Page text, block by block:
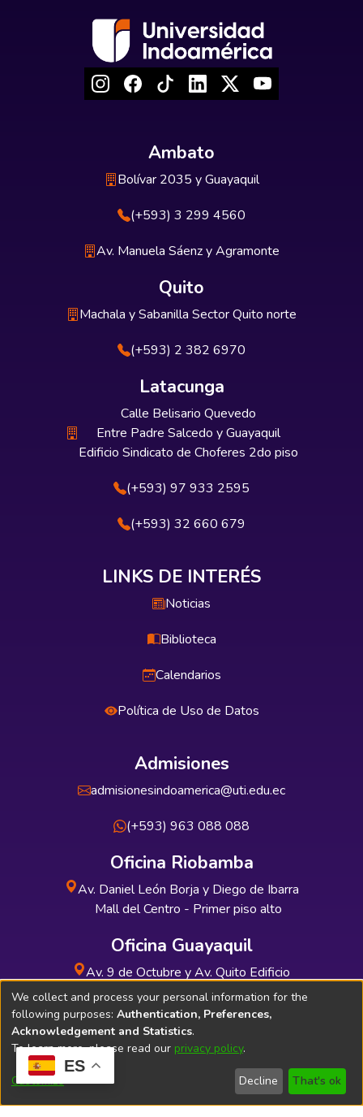
ES
Ambato
Bolívar 2035 y Guayaquil
(+593) 3 299 4560
Av. Manuela Sáenz y Agramonte
Quito
Machala y Sabanilla Sector Quito norte
(+593) 2 382 6970
Latacunga
Calle Belisario Quevedo
Entre Padre Salcedo y Guayaquil
Edificio Sindicato de Choferes 2do piso
(+593) 97 933 2595
(+593) 32 660 679
LINKS DE INTERÉS
Noticias
Biblioteca
Calendarios
Política de Uso de Datos
Admisiones
admisionesindoamerica@uti.edu.ec
(+593) 963 088 088
Oficina Riobamba
Av. Daniel León Borja y Diego de Ibarra
Mall del Centro - Primer piso alto
Oficina Guayaquil
Av. 9 de Octubre y Av. Quito Edificio
INDUAUTO - Planta baja
Soporte Técnico Bibliolatino.com
We collect and process your personal information for the
following purposes: Authentication, Preferences,
Acknowledgement and Statistics.
To learn more, please read our privacy policy.
Customize Decline That's ok